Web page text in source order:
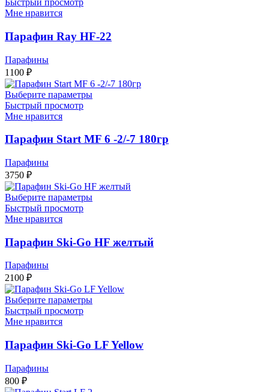
Быстрый просмотр
Мне нравится
Парафин Ray HF-22
Парафины
1100 ₽
Выберите параметры
Быстрый просмотр
Мне нравится
Парафин Start MF 6 -2/-7 180гр
Парафины
3750 ₽
Выберите параметры
Быстрый просмотр
Мне нравится
Парафин Ski-Go HF желтый
Парафины
2100 ₽
Выберите параметры
Быстрый просмотр
Мне нравится
Парафин Ski-Go LF Yellow
Парафины
800 ₽